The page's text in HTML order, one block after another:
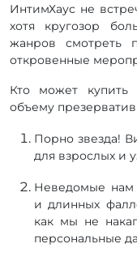
ИнтимХаус не
хотя кругозор
жанров смотреть
откровенные
Кто может купить
объему
Порно звезда!
для взрослых и
Неведомые нам
и длинных
как мы не
персональные